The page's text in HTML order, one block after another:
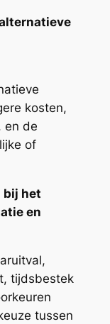
kosten,
en de
of
bij het
en
tijdsbestek
tussen